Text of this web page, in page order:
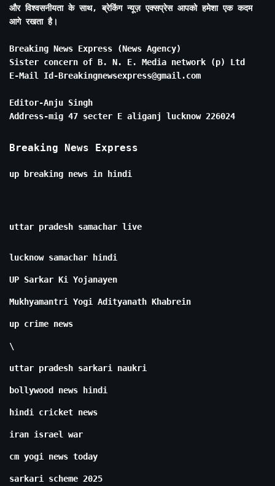
और विश्वसनीयता के साथ, ब्रेकिंग न्यूज़ एक्सप्रेस आपको हमेशा एक कदम
आगे रखता है।
Breaking News Express (News Agency)
Sister concern of B. N. E. Media network (p) Ltd
E-Mail Id-Breakingnewsexpress@gmail.com
Editor-Anju Singh
Address-mig 47 secter E aliganj lucknow 226024
Breaking News Express
up breaking news in hindi
uttar pradesh samachar live
lucknow samachar hindi
UP Sarkar Ki Yojanayen
Mukhyamantri Yogi Adityanath Khabrein
up crime news
\
uttar pradesh sarkari naukri
bollywood news hindi
hindi cricket news
iran israel war
cm yogi news today
sarkari scheme 2025